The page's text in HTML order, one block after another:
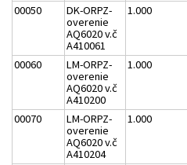
00050
DK-ORPZ-
overenie
AQ6020 v.č
A410061
1.000
00060
LM-ORPZ-
overenie
AQ6020 v.č
A410200
1.000
00070
LM-ORPZ-
overenie
AQ6020 v.č
A410204
1.000